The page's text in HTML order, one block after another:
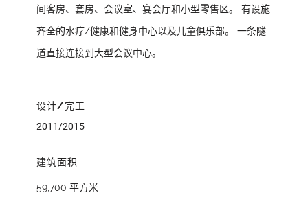
间客房、套房、会议室、宴会厅和小型零售区。 有设施
齐全的水疗/健康和健身中心以及儿童俱乐部。 一条隧
道直接连接到大型会议中心。
设计/完工
2011/2015
建筑面积
59,700 平方米